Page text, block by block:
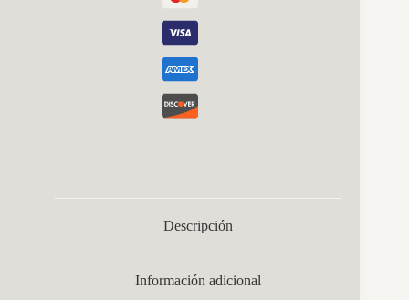
Descripción
Información adicional